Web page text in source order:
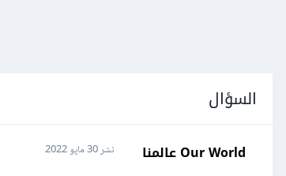
السؤال
Our World عالمنا نشر30 مايو 2022